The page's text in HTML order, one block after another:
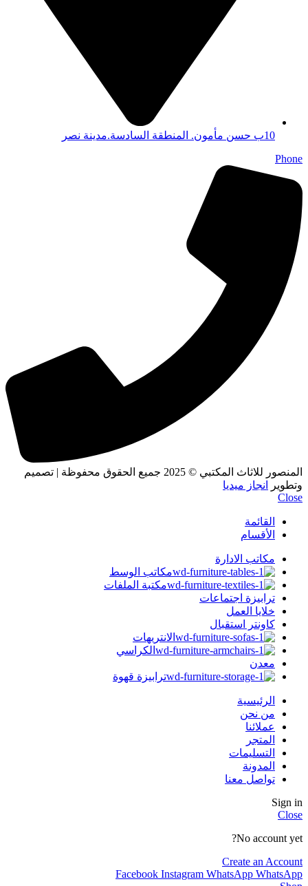
10ب حسن مأمون. المنطقة السادسة.مدينة نصر
Phone
المنصور للاثاث المكتبي
© 2025 جميع الحقوق محفوظة | تصميم
وتطوير
انجاز ميديا
Close
القائمة
الأقسام
مكاتب الادارة
مكاتب الوسط
مكتبة الملفات
ترابيزة اجتماعات
خلايا العمل
كاونتر استقبال
الانتريهات
الكراسي
معدن
ترابيزة قهوة
الرئيسية
من نحن
عملائنا
المتجر
التسليمات
المدونة
تواصل معنا
Sign in
Close
No account yet?
Create an Account
Facebook Instagram WhatsApp WhatsApp